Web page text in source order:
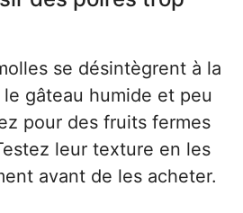
se désintègrent à la
gâteau humide et peu
pour des fruits fermes
leur texture en les
avant de les acheter.